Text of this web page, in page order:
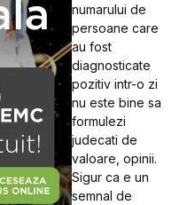
numarului de
persoane care
au fost
diagnosticate
pozitiv intr-o zi
nu este bine sa
formulezi
judecati de
valoare, opinii.
Sigur ca e un
semnal de